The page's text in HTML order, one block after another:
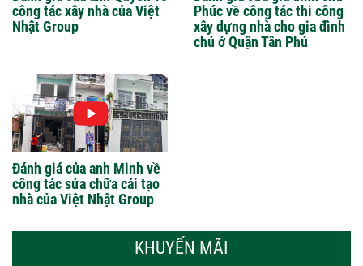
công tác xây nhà của Việt
Nhật Group
Phúc về công tác thi công
xây dựng nhà cho gia đình
chú ở Quận Tân Phú
Đánh giá của anh Minh về
công tác sửa chữa cải tạo
nhà của Việt Nhật Group
KHUYẾN MÃI